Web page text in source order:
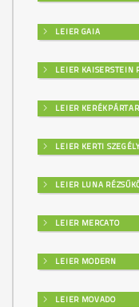
LEIER GAIA
LEIER KAISERSTEIN
LEIER
LEIER KERTI
LEIER LUNA
LEIER MERCATO
LEIER MODERN
LEIER MOVADO